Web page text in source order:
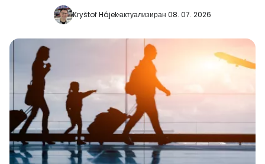
Kryštof Hájekактуализиран 08. 07. 2026
Продължете с имейл